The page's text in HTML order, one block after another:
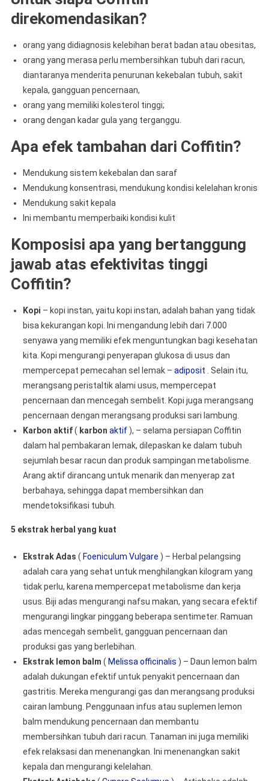
direkomendasikan?
orang yang didiagnosis kelebihan berat badan atau obesitas,
orang yang merasa perlu membersihkan tubuh dari racun,
diantaranya menderita penurunan kekebalan tubuh, sakit
kepala, gangguan pencernaan,
orang yang memiliki kolesterol tinggi;
orang dengan kadar gula yang terganggu.
Apa efek tambahan dari Coffitin?
Mendukung sistem kekebalan dan saraf
Mendukung konsentrasi, mendukung kondisi kelelahan kronis
Mendukung sakit kepala
Ini membantu memperbaiki kondisi kulit
Komposisi apa yang bertanggung
jawab atas efektivitas tinggi
Coffitin?
Kopi – kopi instan, yaitu kopi instan, adalah bahan yang tidak
bisa kekurangan kopi. Ini mengandung lebih dari 7.000
senyawa yang memiliki efek menguntungkan bagi kesehatan
kita. Kopi mengurangi penyerapan glukosa di usus dan
mempercepat pemecahan sel lemak – adiposit . Selain itu,
merangsang peristaltik alami usus, mempercepat
pencernaan dan mencegah sembelit. Kopi juga merangsang
pencernaan dengan merangsang produksi sari lambung.
Karbon aktif( karbon aktif), – selama persiapan Coffitin
dalam hal pembakaran lemak, dilepaskan ke dalam tubuh
sejumlah besar racun dan produk sampingan metabolisme.
Arang aktif dirancang untuk menarik dan menyerap zat
berbahaya, sehingga dapat membersihkan dan
mendetoksifikasi tubuh.
5 ekstrak herbal yang kuat
Ekstrak Adas ( Foeniculum Vulgare ) – Herbal pelangsing
adalah cara yang sehat untuk menghilangkan kilogram yang
tidak perlu, karena mempercepat metabolisme dan kerja
usus. Biji adas mengurangi nafsu makan, yang secara efektif
mengurangi lingkar pinggang beberapa sentimeter. Ramuan
adas mencegah sembelit, gangguan pencernaan dan
produksi gas yang berlebihan.
Ekstrak lemon balm ( Melissa officinalis ) – Daun lemon balm
adalah dukungan efektif untuk penyakit pencernaan dan
gastritis. Mereka mengurangi gas dan merangsang produksi
cairan lambung. Penggunaan infus atau suplemen lemon
balm mendukung pencernaan dan membantu
membersihkan tubuh dari racun. Tanaman ini juga memiliki
efek relaksasi dan menenangkan. Ini menenangkan sakit
kepala dan mengurangi kelelahan.